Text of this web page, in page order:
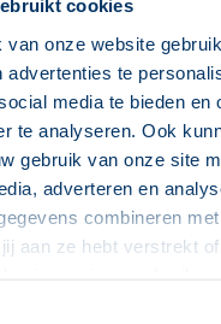
cookies
van onze website
advertenties te
media te bieden en
te analyseren. Ook
gebruik van onze site
adverteren en
combineren
aan ze hebt verstrekt